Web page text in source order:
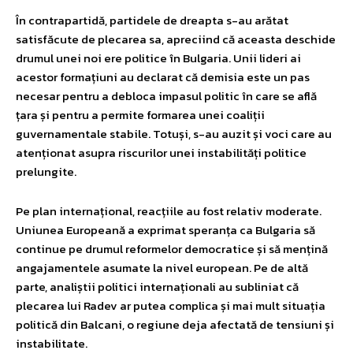
În contrapartidă, partidele de dreapta s-au arătat
satisfăcute de plecarea sa, apreciind că aceasta deschide
drumul unei noi ere politice în Bulgaria. Unii lideri ai
acestor formațiuni au declarat că demisia este un pas
necesar pentru a debloca impasul politic în care se află
țara și pentru a permite formarea unei coaliții
guvernamentale stabile. Totuși, s-au auzit și voci care au
atenționat asupra riscurilor unei instabilități politice
prelungite.
Pe plan internațional, reacțiile au fost relativ moderate.
Uniunea Europeană a exprimat speranța ca Bulgaria să
continue pe drumul reformelor democratice și să mențină
angajamentele asumate la nivel european. Pe de altă
parte, analiștii politici internaționali au subliniat că
plecarea lui Radev ar putea complica și mai mult situația
politică din Balcani, o regiune deja afectată de tensiuni și
instabilitate.